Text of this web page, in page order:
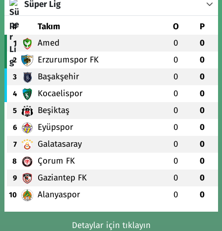
Süper Lig
# Takım O P
1 Amed 0 0
2 Erzurumspor FK 0 0
3 Başakşehir 0 0
4 Kocaelispor 0 0
5 Beşiktaş 0 0
6 Eyüpspor 0 0
7 Galatasaray 0 0
8 Çorum FK 0 0
9 Gaziantep FK 0 0
10 Alanyaspor 0 0
Detaylar için tıklayın